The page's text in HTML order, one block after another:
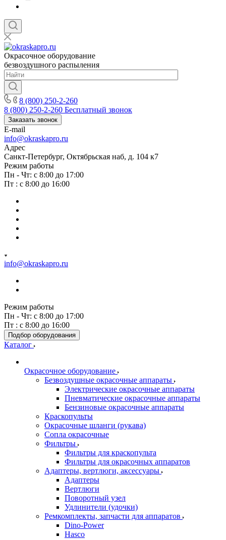
Окрасочное оборудование
безвоздушного распыления
8 (800) 250-2-260
8 (800) 250-2-260 Бесплатный звонок
Заказать звонок
E-mail
info@okraskapro.ru
Адрес
Санкт-Петербург, Октябрьская наб, д. 104 к7
Режим работы
Пн - Чт: с 8:00 до 17:00
Пт : с 8:00 до 16:00
info@okraskapro.ru
Режим работы
Пн - Чт: с 8:00 до 17:00
Пт : с 8:00 до 16:00
Подбор оборудования
Каталог
Окрасочное оборудование
Безвоздушные окрасочные аппараты
Электрические окрасочные аппараты
Пневматические окрасочные аппараты
Бензиновые окрасочные аппараты
Краскопульты
Окрасочные шланги (рукава)
Сопла окрасочные
Фильтры
Фильтры для краскопульта
Фильтры для окрасочных аппаратов
Адаптеры, вертлюги, аксессуары
Адаптеры
Вертлюги
Поворотный узел
Удлинители (удочки)
Ремкомплекты, запчасти для аппаратов
Dino-Power
Hasco